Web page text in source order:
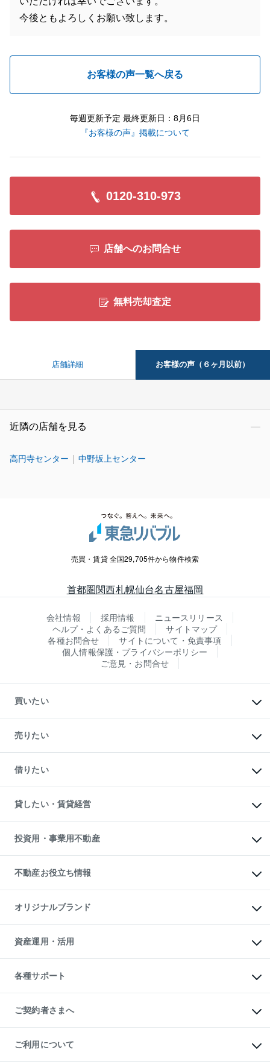
今後ともよろしくお願い致します。
お客様の声一覧へ戻る
毎週更新予定 最終更新日：8月6日
『お客様の声』掲載について
0120-310-973
店舗へのお問合せ
無料売却査定
店舗詳細 お客様の声（６ヶ月以前）
近隣の店舗を見る
高円寺センター 中野坂上センター
売買・賃貸 全国29,705件から物件検索
首都圏関西札幌仙台名古屋福岡
会社情報 採用情報
ニュースリリース
ヘルプ・よくあるご質問
サイトマップ
各種お問合せ
サイトについて・免責事項
個人情報保護・プライバシーポリシー
ご意見・お問合せ
買いたい
新築・分譲マンションの購入
中古マンションの購入
一戸建ての購入
中古一戸建ての購入
不動産購入の流れ
注目キーワード物件特集
購入ガイド
English 繁体中文簡体中文
売りたい
一戸建ての売却・査定
土地の売却・査定
スピードAI査定
不動産査定について
不動産売却の流れ
不動産買換えの流れ
売却ガイド
借りたい
オフィス・店舗の賃貸
借りるときの流れ
借りるガイド
貸したい・賃貸経営
マンション賃料データ
賃貸管理プラン
リロケーションについて
貸すガイド
投資用・事業用不動産
事業用不動産
マンション投資
投資用マンション
アパート経営
収益物件
ビル購入（ビル一棟）
投資用不動産の売却査定
事業用不動産の売却査定
不動産お役立ち情報
マンションライブラリー
人気マンションランキング
暮らしに役立つ不動産メディア
不動産相場・不動産価格情報
不動産コラム・ニュース
不動産用語集
不動産なんでもネット相談室
住まいの税金
オリジナルブランド
一棟リノベーションマンション
L`GENTE（ルジェンテ）
区分リノベーションマンション
投資用一棟レジデンスWELL
不動産小口投資
LEGACIA（レガシア）
資産運用・活用
不動産M&A
アセットマネジメント・出資
各種サポート
相続サポート
リフォームサポート
ご契約者さまへ
ご紹介・再契約特典
入居者様専用-各種ご案内（賃貸）
ご利用について